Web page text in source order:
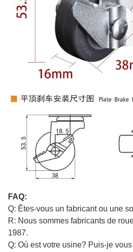
FAQ:
Q: Êtes-vous un fabricant ou une
R: Nous sommes fabricants de
1987.
Q: Où est votre usine? Puis-je